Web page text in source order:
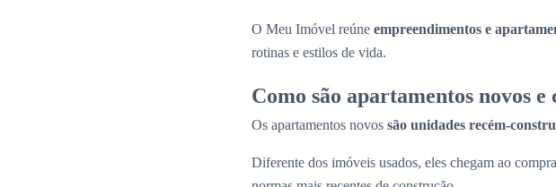
O Meu Imóvel reúne empreendimentos e
rotinas e estilos de vida.
Como são apartamentos novos
Os apartamentos novos são unidades recém-
Diferente dos imóveis usados, eles chegam ao